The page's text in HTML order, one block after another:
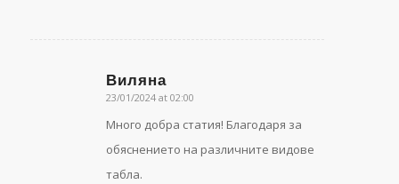
Виляна
says:
23/01/2024 at 02:00
Много добра статия! Благодаря за
обяснението на различните видове
табла.